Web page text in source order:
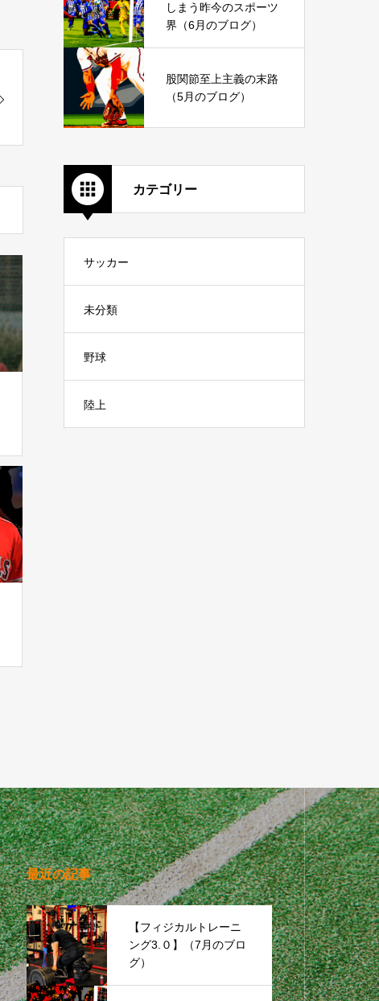
しまう昨今のスポーツ
界（6月のブログ）
股関節至上主義の末路
（5月のブログ）
カテゴリー
サッカー
未分類
野球
陸上
最近の記事
【フィジカルトレーニ
ング3.０】（7月のブロ
グ）